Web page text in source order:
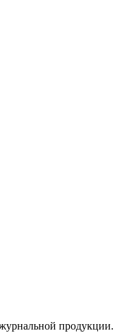
продукции.